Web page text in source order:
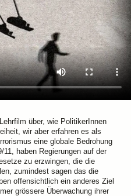
über, wie PolitikerInnen
wir aber erfahren es als
eine globale Bedrohung
haben Regierungen auf der
zu erzwingen, die die
zumindest sagen das die
offensichtlich ein anderes Ziel
grössere Überwachung ihrer